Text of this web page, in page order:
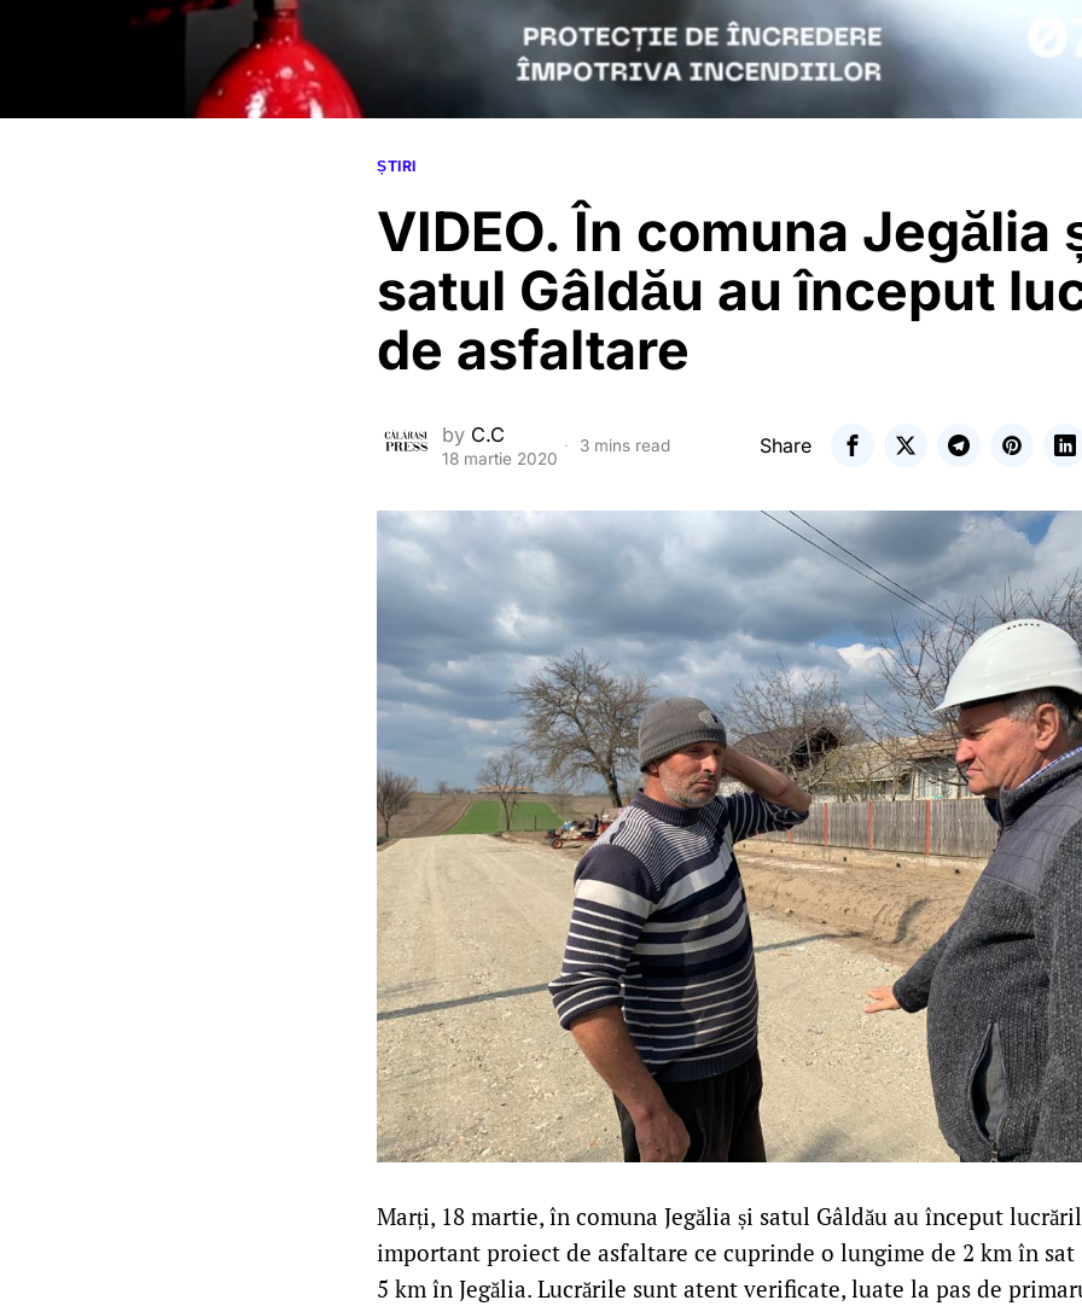
ȘTIRI
VIDEO. În comuna Jegălia
satul Gâldău au început
de asfaltare
by C.C
18 martie 2020
3 mins read Share
Marți, 18 martie, în comuna Jegălia și satul Gâldău au început
important proiect de asfaltare ce cuprinde o lungime de 2 km în sat
5 km în Jegălia. Lucrările sunt atent verificate, luate la pas de